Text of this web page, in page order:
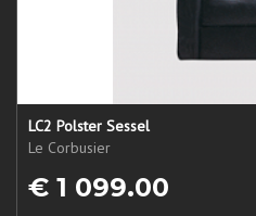
LC2 Polster Sessel
Le Corbusier
€ 1 099.00